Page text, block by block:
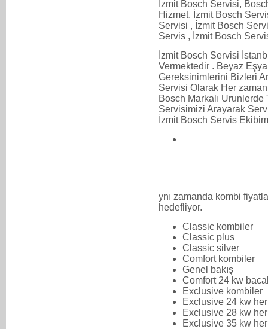
İzmit Bosch Servisi,
Hizmet, İzmit Bosch
Servisi , İzmit Bosch
Servis , İzmit Bosch
İzmit Bosch Servisi
Vermektedir . Beyaz
Gereksinimlerini Bizleri
Servisi Olarak Her zaman
Bosch Markalı
Servisimizi Arayarak
İzmit Bosch Servis
ynı zamanda kombi
hedefliyor.
Classic kombiler
Classic plus
Classic silver
Comfort kombiler
Genel bakış
Comfort 24 kw
Exclusive kombiler
Exclusive 24 kw
Exclusive 28 kw
Exclusive 35 kw